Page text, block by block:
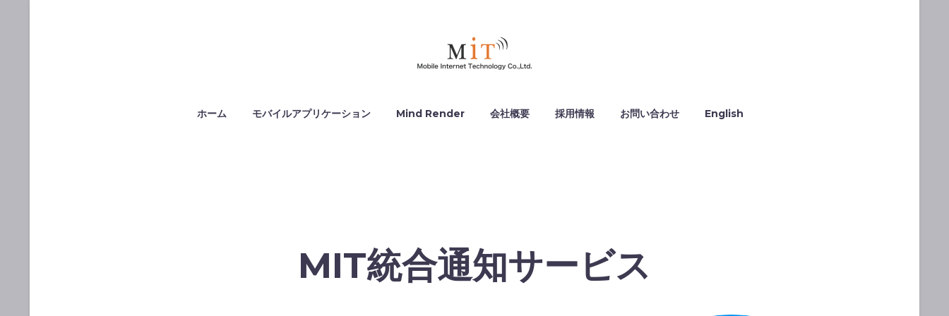
ホーム モバイルアプリケーション Mind Render 会社概要 採用情報 お問い合わせ English
MIT統合通知サービス